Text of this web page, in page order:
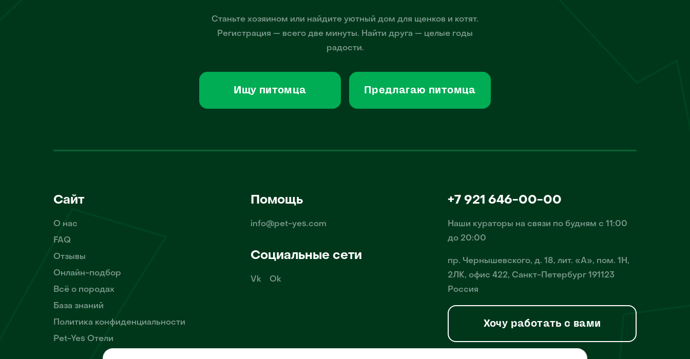
Станьте хозяином или найдите уютный дом для щенков и котят.
Регистрация — всего две минуты. Найти друга — целые годы
радости.
Ищу питомца Предлагаю питомца
Сайт
О нас
FAQ
Отзывы
Онлайн-подбор
Всё о породах
База знаний
Политика конфиденциальности
Pet-Yes Отели
Помощь
info@pet-yes.com
Социальные сети
Vk Ok
+7 921 646-00-00
Наши кураторы на связи по будням с 11:00
до 20:00
пр. Чернышевского, д. 18, лит. «А», пом. 1Н,
2ЛК, офис 422, Санкт-Петербург 191123
Россия
Хочу работать с вами